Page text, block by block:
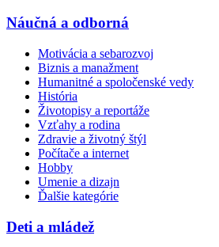
Náučná a odborná
Motivácia a sebarozvoj
Biznis a manažment
Humanitné a spoločenské vedy
História
Životopisy a reportáže
Vzťahy a rodina
Zdravie a životný štýl
Počítače a internet
Hobby
Umenie a dizajn
Ďalšie kategórie
Deti a mládež